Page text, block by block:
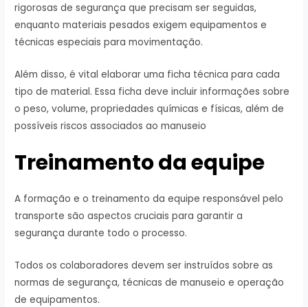
rigorosas de segurança que precisam ser seguidas,
enquanto materiais pesados exigem equipamentos e
técnicas especiais para movimentação.
Além disso, é vital elaborar uma ficha técnica para cada
tipo de material. Essa ficha deve incluir informações sobre
o peso, volume, propriedades químicas e físicas, além de
possíveis riscos associados ao manuseio
Treinamento da equipe
A formação e o treinamento da equipe responsável pelo
transporte são aspectos cruciais para garantir a
segurança durante todo o processo.
Todos os colaboradores devem ser instruídos sobre as
normas de segurança, técnicas de manuseio e operação
de equipamentos.